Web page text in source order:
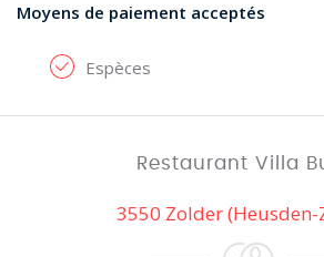
Moyens de paiement acceptés
Espèces
Restaurant Villa
3550 Zolder (Heusden-